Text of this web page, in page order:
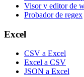
Visor y editor de
Probador de regex
Excel
CSV a Excel
Excel a CSV
JSON a Excel